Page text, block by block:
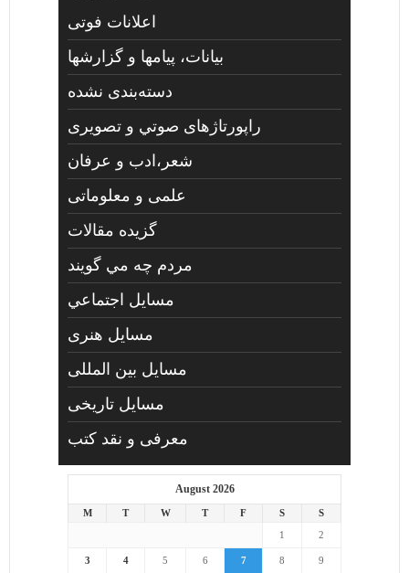
اعلانات فوتی
بیانات، پیامها و گزارشها
دسته‌بندی نشده
راپورتاژهای صوتي و تصويری
شعر،ادب و عرفان
علمی و معلوماتی
گزیده مقالات
مردم چه مي گويند
مسايل اجتماعي
مسايل هنری
مسایل بین المللی
مسایل تاریخی
معرفی و نقد کتب
August 2026
M T W T F S
S
1
2
3 4 5 6 7 8 9